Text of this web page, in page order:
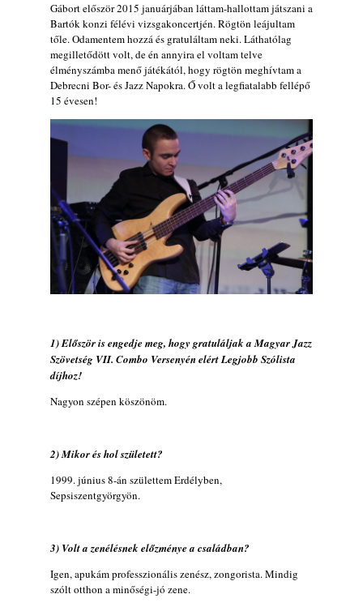
Ma 30 éve halt meg Bobby Enriquez
2026. augusztus 06.
Ezen a napon – augusztus 6. (2026)
2026. augusztus 06.
X. BOHÉM JAZZFŐVÁROS fesztivál,
Kecskemét, 2026. augusztus 6-9.: 4 nap, 4
színpad, 10 ország zenészei, 40 óra zene és
tánc!
2026. augusztus 05.
Magyar Jazz ABC – 541. rész: Juhász
Márton
2026. augusztus 05.
Jazz-rock albumok 1983-ból - John Scofield
„Out like a Light”
2026. augusztus 05.
„Shinola”
2026. augusztus 04.
Kikkel beszéltem 2.0 – 5. rész: D
2026. augusztus 04.
2026. augusztus 04.
10 éve halt meg lapunk főszerkesztő-
helyettese, Csányi Attila
ből - Shakatak „Drivin’ Hard”
2026. augusztus 03.
Jazz a Márványteremben – Mizar (2008.
Gábort először 2015 januárjában láttam-hallottam játszani a
Bartók konzi félévi vizsgakoncertjén. Rögtön leájultam
tőle. Odamentem hozzá és gratuláltam neki. Láthatólag
megilletődött volt, de én annyira el voltam telve
élményszámba menő játékától, hogy rögtön meghívtam a
Debrecni Bor- és Jazz Napokra. Ő volt a legfiatalabb fellépő
15 évesen!
1) Először is engedje meg, hogy gratuláljak a Magyar Jazz
Szövetség VII. Combo Versenyén elért Legjobb Szólista
díjhoz!
Nagyon szépen köszönöm.
2) Mikor és hol született?
1999. június 8-án születtem Erdélyben,
Sepsiszentgyörgyön.
3) Volt a zenélésnek előzménye a családban?
Igen, apukám professzionális zenész, zongorista. Mindig
szólt otthon a minőségi-jó zene.